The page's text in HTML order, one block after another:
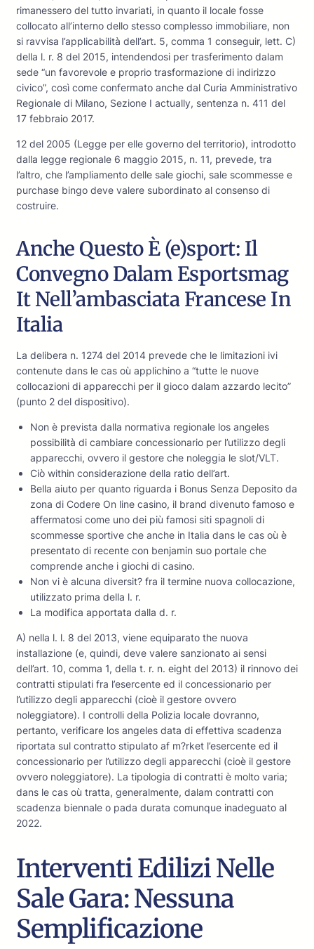
rimanessero del tutto invariati, in quanto il locale fosse
collocato all’interno dello stesso complesso immobiliare, non
si ravvisa l’applicabilità dell’art. 5, comma 1 conseguir, lett. C)
della l. r. 8 del 2015, intendendosi per trasferimento dalam
sede “un favorevole e proprio trasformazione di indirizzo
civico”, così come confermato anche dal Curia Amministrativo
Regionale di Milano, Sezione I actually, sentenza n. 411 del
17 febbraio 2017.
12 del 2005 (Legge per elle governo del territorio), introdotto
dalla legge regionale 6 maggio 2015, n. 11, prevede, tra
l’altro, che l’ampliamento delle sale giochi, sale scommesse e
purchase bingo deve valere subordinato al consenso di
costruire.
Anche Questo È (e)sport: Il
Convegno Dalam Esportsmag
It Nell’ambasciata Francese In
Italia
La delibera n. 1274 del 2014 prevede che le limitazioni ivi
contenute dans le cas où applichino a “tutte le nuove
collocazioni di apparecchi per il gioco dalam azzardo lecito”
(punto 2 del dispositivo).
Non è prevista dalla normativa regionale los angeles
possibilità di cambiare concessionario per l’utilizzo degli
apparecchi, ovvero il gestore che noleggia le slot/VLT.
Ciò within considerazione della ratio dell’art.
Bella aiuto per quanto riguarda i Bonus Senza Deposito da
zona di Codere On line casino, il brand divenuto famoso e
affermatosi come uno dei più famosi siti spagnoli di
scommesse sportive che anche in Italia dans le cas où è
presentato di recente con benjamin suo portale che
comprende anche i giochi di casino.
Non vi è alcuna diversit? fra il termine nuova collocazione,
utilizzato prima della l. r.
La modifica apportata dalla d. r.
A) nella l. l. 8 del 2013, viene equiparato the nuova
installazione (e, quindi, deve valere sanzionato ai sensi
dell’art. 10, comma 1, della t. r. n. eight del 2013) il rinnovo dei
contratti stipulati fra l’esercente ed il concessionario per
l’utilizzo degli apparecchi (cioè il gestore ovvero
noleggiatore). I controlli della Polizia locale dovranno,
pertanto, verificare los angeles data di effettiva scadenza
riportata sul contratto stipulato af m?rket l’esercente ed il
concessionario per l’utilizzo degli apparecchi (cioè il gestore
ovvero noleggiatore). La tipologia di contratti è molto varia;
dans le cas où tratta, generalmente, dalam contratti con
scadenza biennale o pada durata comunque inadeguato al
2022.
Interventi Edilizi Nelle
Sale Gara: Nessuna
Semplificazione